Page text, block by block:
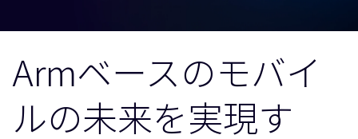
企業様向けFlexible Access
IPライセンスのお問い合わせ
その他のお問い合わせ
Arm Integrity Helpline
開発
サポート&トレーニング
Armベースのモバイ
ルの未来を実現す